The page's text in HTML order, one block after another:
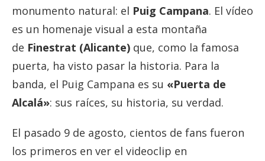
monumento natural: el Puig Campana. El vídeo
es un homenaje visual a esta montaña
de Finestrat (Alicante) que, como la famosa
puerta, ha visto pasar la historia. Para la
banda, el Puig Campana es su «Puerta de
Alcalá»: sus raíces, su historia, su verdad.
El pasado 9 de agosto, cientos de fans fueron
los primeros en ver el videoclip en